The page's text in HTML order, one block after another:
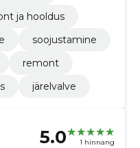
ja hooldus
soojustamine
remont
järelvalve
5.0 1 hinnang